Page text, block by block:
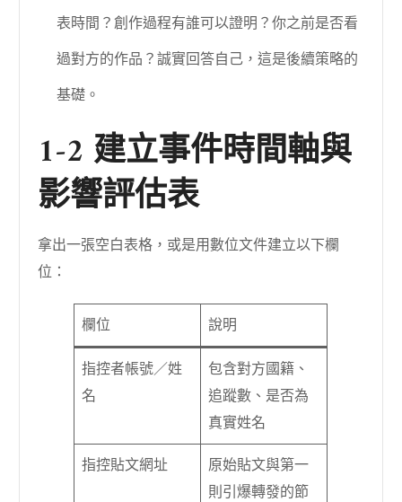
表時間？創作過程有誰可以證明？你之前是否看
過對方的作品？誠實回答自己，這是後續策略的
基礎。
1-2 建立事件時間軸與
影響評估表
拿出一張空白表格，或是用數位文件建立以下欄
位：
欄位 說明
指控者帳號／姓
名
包含對方國籍、
追蹤數、是否為
真實姓名
指控貼文網址
原始貼文與第一
則引爆轉發的節